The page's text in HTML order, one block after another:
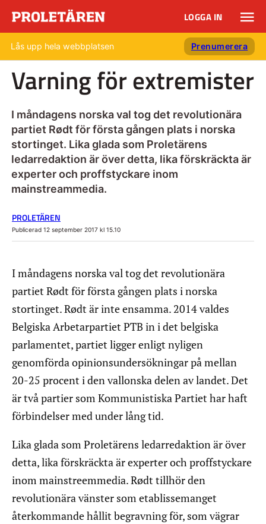
LOGGA IN
Lås upp hela webbplatsen Prenumerera
Varning för extremister
I måndagens norska val tog det revolutionära
partiet Rødt för första gången plats i norska
stortinget. Lika glada som Proletärens
ledarredaktion är över detta, lika förskräckta är
experter och proffstyckare inom
mainstreammedia.
PROLETÄREN
Publicerad 12 september 2017 kl 15.10
I måndagens norska val tog det revolutionära
partiet Rødt för första gången plats i norska
stortinget. Rødt är inte ensamma. 2014 valdes
Belgiska Arbetarpartiet PTB in i det belgiska
parlamentet, partiet ligger enligt nyligen
genomförda opinionsundersökningar på mellan
20-25 procent i den vallonska delen av landet. Det
är två partier som Kommunistiska Partiet har haft
förbindelser med under lång tid.
Lika glada som Proletärens ledarredaktion är över
detta, lika förskräckta är experter och proffstyckare
inom mainstreemmedia. Rødt tillhör den
revolutionära vänster som etablissemanget
återkommande hållit begravning för, som vägrar